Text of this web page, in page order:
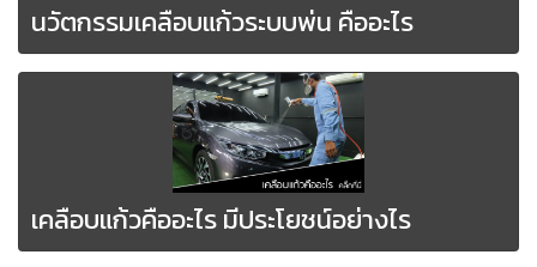
นวัตกรรมเคลือบแก้วระบบพ่น คืออะไร
เคลือบแก้วคืออะไร มีประโยชน์อย่างไร